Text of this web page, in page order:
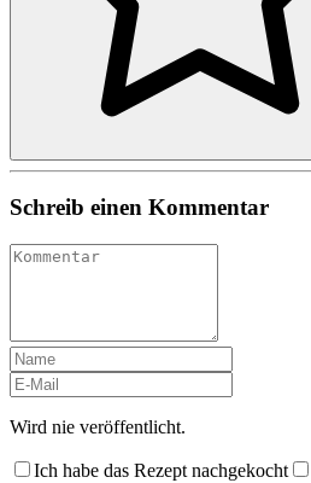
Schreib einen Kommentar
Wird nie veröffentlicht.
Ich habe das Rezept nachgekocht